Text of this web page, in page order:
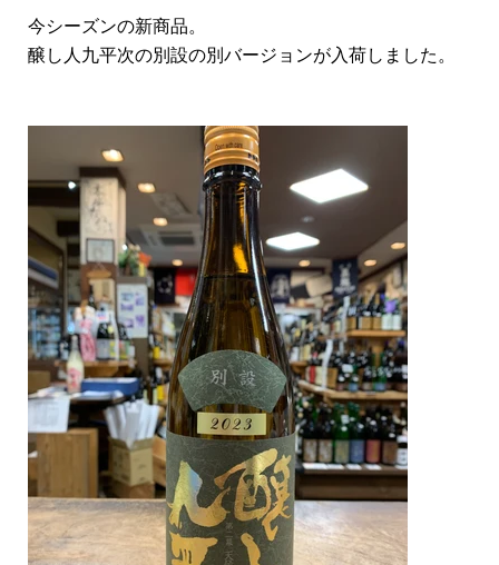
今シーズンの新商品。
醸し人九平次の別設の別バージョンが入荷しました。